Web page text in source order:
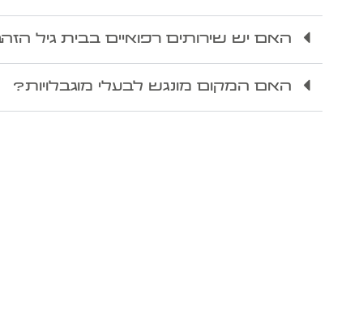
האם יש שירותים רפואיים בבית גיל
האם המקום מונגש לבעלי מוגבלויות?